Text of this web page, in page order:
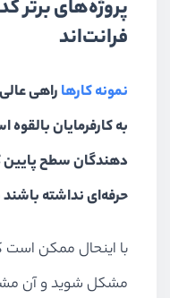
پروژه‌های برتر
فرانت‌اند
نمونه کارهاراهی
به کارفرمایان
دهندگان سطح
حرفه‌ای نداشته
با اینحال ممکن است
مشکل شوید و آن